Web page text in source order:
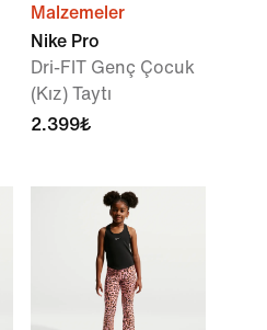
Malzemeler
Nike Pro
Dri-FIT Genç Çocuk
(Kız) Taytı
2.399₺